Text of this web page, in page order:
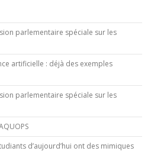
parlementaire spéciale sur les
artificielle : déjà des exemples
parlementaire spéciale sur les
d’aujourd’hui ont des mimiques